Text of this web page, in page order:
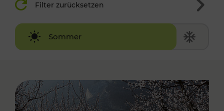
Filter zurücksetzen
Sommer
Winter